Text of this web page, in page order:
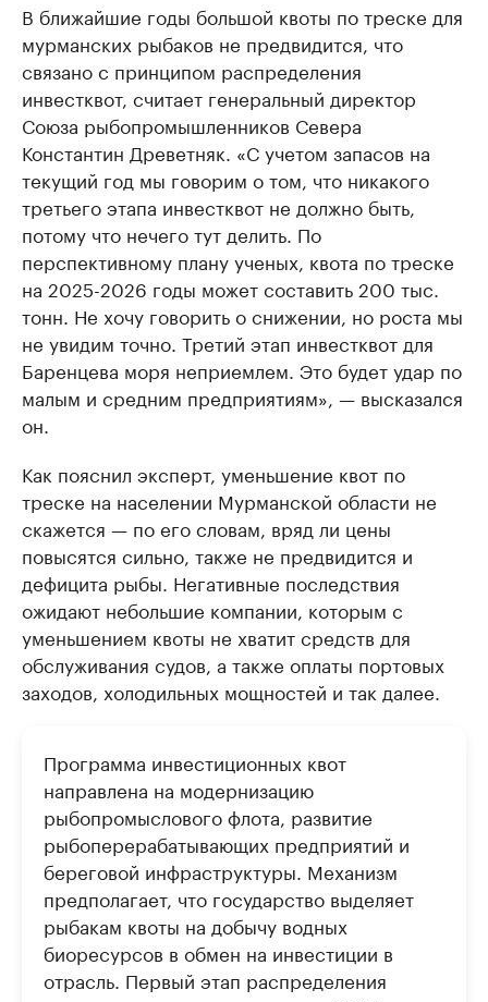
В ближайшие годы большой квоты по треске для
мурманских рыбаков не предвидится, что
связано с принципом распределения
инвестквот, считает генеральный директор
Союза рыбопромышленников Севера
Константин Древетняк. «С учетом запасов на
текущий год мы говорим о том, что никакого
третьего этапа инвестквот не должно быть,
потому что нечего тут делить. По
перспективному плану ученых, квота по треске
на 2025-2026 годы может составить 200 тыс.
тонн. Не хочу говорить о снижении, но роста мы
не увидим точно. Третий этап инвестквот для
Баренцева моря неприемлем. Это будет удар по
малым и средним предприятиям», — высказался
он.
Как пояснил эксперт, уменьшение квот по
треске на населении Мурманской области не
скажется — по его словам, вряд ли цены
повысятся сильно, также не предвидится и
дефицита рыбы. Негативные последствия
ожидают небольшие компании, которым с
уменьшением квоты не хватит средств для
обслуживания судов, а также оплаты портовых
заходов, холодильных мощностей и так далее.
Программа инвестиционных квот
направлена на модернизацию
рыбопромыслового флота, развитие
рыбоперерабатывающих предприятий и
береговой инфраструктуры. Механизм
предполагает, что государство выделяет
рыбакам квоты на добычу водных
биоресурсов в обмен на инвестиции в
отрасль. Первый этап распределения